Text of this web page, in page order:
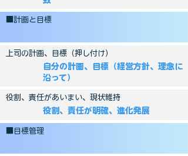
■計画と目標
上司の計画、目標（押し付け）
自分の計画、目標（経営方針、理念に
沿って）
役割、責任があいまい、現状維持
役割、責任が明確、進化発展
■目標管理